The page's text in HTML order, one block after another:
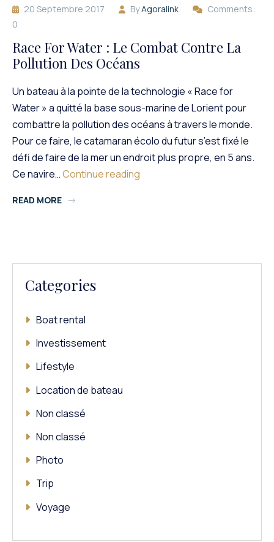
20 Septembre 2017 ByAgoralink
Comments:
0
Race For Water : Le Combat Contre La
Pollution Des Océans
Un bateau à la pointe de la technologie « Race for
Water » a quitté la base sous-marine de Lorient pour
combattre la pollution des océans à travers le monde.
Pour ce faire, le catamaran écolo du futur s’est fixé le
défi de faire de la mer un endroit plus propre, en 5 ans.
Ce navire…Continue reading
READ MORE
Categories
Boat rental
Investissement
Lifestyle
Location de bateau
Non classé
Non classé
Photo
Trip
Voyage